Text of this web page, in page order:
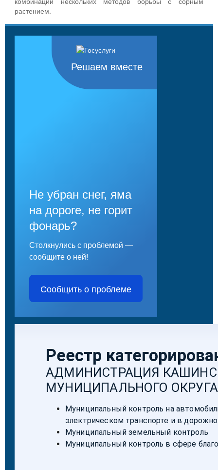
растением.
Решаем вместе
Не убран снег, яма
на дороге, не горит
фонарь?
Столкнулись с проблемой —
сообщите о ней!
Сообщить о проблеме